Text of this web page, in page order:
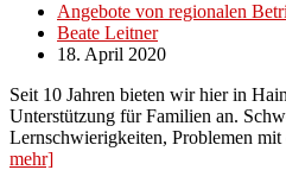
Angebote von regionalen
Beate Leitner
18. April 2020
Seit 10 Jahren bieten wir hier in
Unterstützung für Familien an.
Lernschwierigkeiten, Problemen
mehr]